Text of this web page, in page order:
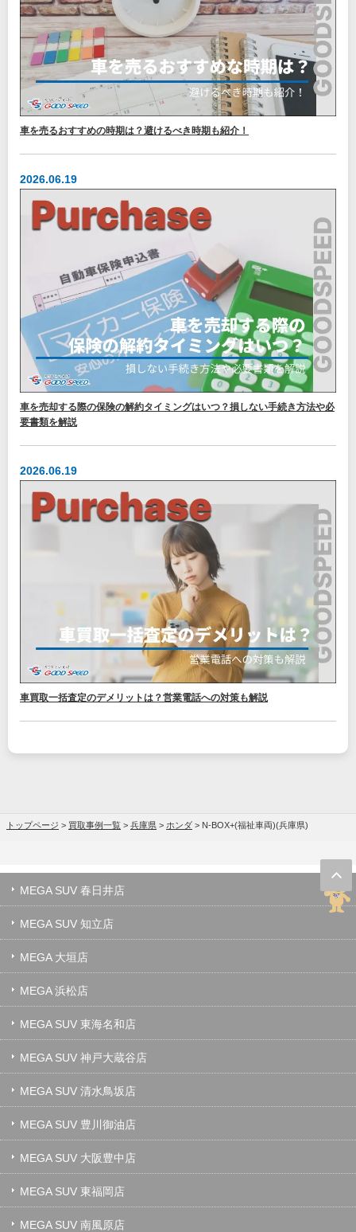
車を売るおすすめの時期は？避けるべき時期も紹介！
2026.06.19
車を売却する際の保険の解約タイミングはいつ？損しない手続き方法や必
要書類を解説
2026.06.19
車買取一括査定のデメリットは？営業電話への対策も解説
トップページ > 買取事例一覧 > 兵庫県 > ホンダ > N-BOX+(福祉車両)(兵庫県)
MEGA SUV 春日井店
MEGA SUV 知立店
MEGA 大垣店
MEGA 浜松店
MEGA SUV 東海名和店
MEGA SUV 神戸大蔵谷店
MEGA SUV 清水鳥坂店
MEGA SUV 豊川御油店
MEGA SUV 大阪豊中店
MEGA SUV 東福岡店
MEGA SUV 南風原店